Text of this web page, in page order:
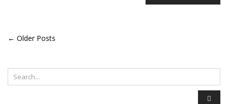
← Older Posts